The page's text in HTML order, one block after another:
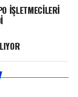
İŞLETMECİLERİ